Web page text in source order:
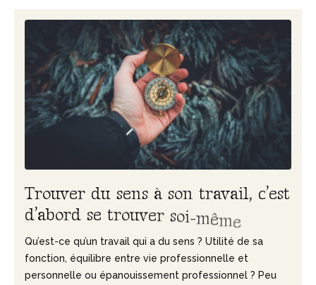
Trouver du sens à son travail, c’est
d’abord se trouver soi-même
Qu’est-ce qu’un travail qui a du sens ? Utilité de sa
fonction, équilibre entre vie professionnelle et
personnelle ou épanouissement professionnel ? Peu